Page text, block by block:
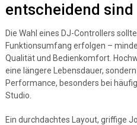
entscheidend sind
Die Wahl eines DJ-Controllers
Funktionsumfang erfolgen –
Qualität und Bedienkomfort.
eine längere Lebensdauer,
Performance, besonders bei
Studio.
Ein durchdachtes Layout, griffige